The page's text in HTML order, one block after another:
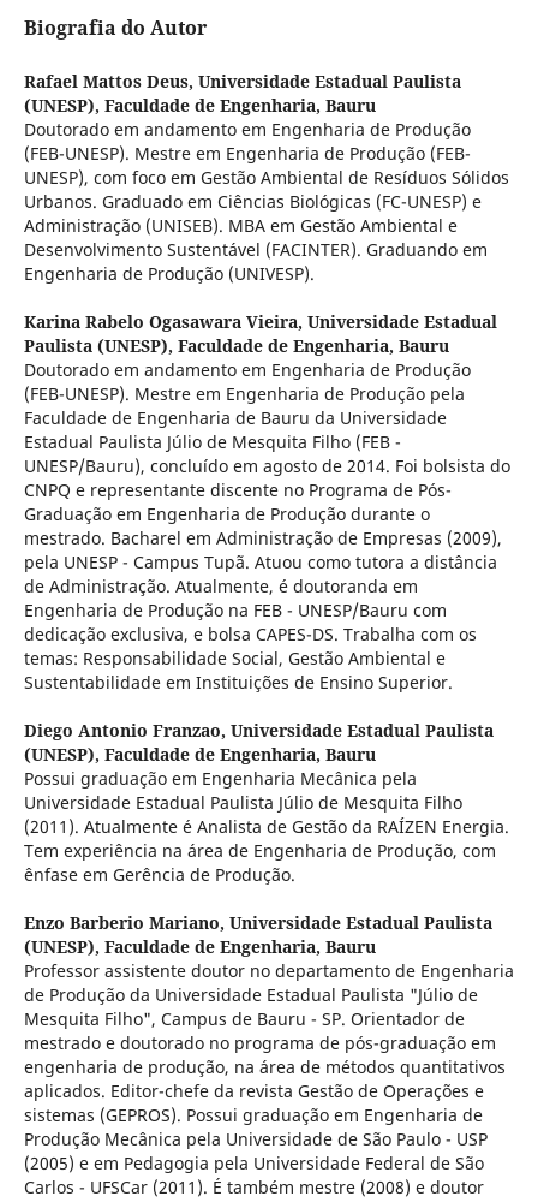
Biografia do Autor
Rafael Mattos Deus, Universidade Estadual Paulista
(UNESP), Faculdade de Engenharia, Bauru
Doutorado em andamento em Engenharia de Produção
(FEB-UNESP). Mestre em Engenharia de Produção (FEB-
UNESP), com foco em Gestão Ambiental de Resíduos Sólidos
Urbanos. Graduado em Ciências Biológicas (FC-UNESP) e
Administração (UNISEB). MBA em Gestão Ambiental e
Desenvolvimento Sustentável (FACINTER). Graduando em
Engenharia de Produção (UNIVESP).
Karina Rabelo Ogasawara Vieira, Universidade Estadual
Paulista (UNESP), Faculdade de Engenharia, Bauru
Doutorado em andamento em Engenharia de Produção
(FEB-UNESP). Mestre em Engenharia de Produção pela
Faculdade de Engenharia de Bauru da Universidade
Estadual Paulista Júlio de Mesquita Filho (FEB -
UNESP/Bauru), concluído em agosto de 2014. Foi bolsista do
CNPQ e representante discente no Programa de Pós-
Graduação em Engenharia de Produção durante o
mestrado. Bacharel em Administração de Empresas (2009),
pela UNESP - Campus Tupã. Atuou como tutora a distância
de Administração. Atualmente, é doutoranda em
Engenharia de Produção na FEB - UNESP/Bauru com
dedicação exclusiva, e bolsa CAPES-DS. Trabalha com os
temas: Responsabilidade Social, Gestão Ambiental e
Sustentabilidade em Instituições de Ensino Superior.
Diego Antonio Franzao, Universidade Estadual Paulista
(UNESP), Faculdade de Engenharia, Bauru
Possui graduação em Engenharia Mecânica pela
Universidade Estadual Paulista Júlio de Mesquita Filho
(2011). Atualmente é Analista de Gestão da RAÍZEN Energia.
Tem experiência na área de Engenharia de Produção, com
ênfase em Gerência de Produção.
Enzo Barberio Mariano, Universidade Estadual Paulista
(UNESP), Faculdade de Engenharia, Bauru
Professor assistente doutor no departamento de Engenharia
de Produção da Universidade Estadual Paulista "Júlio de
Mesquita Filho", Campus de Bauru - SP. Orientador de
mestrado e doutorado no programa de pós-graduação em
engenharia de produção, na área de métodos quantitativos
aplicados. Editor-chefe da revista Gestão de Operações e
sistemas (GEPROS). Possui graduação em Engenharia de
Produção Mecânica pela Universidade de São Paulo - USP
(2005) e em Pedagogia pela Universidade Federal de São
Carlos - UFSCar (2011). É também mestre (2008) e doutor